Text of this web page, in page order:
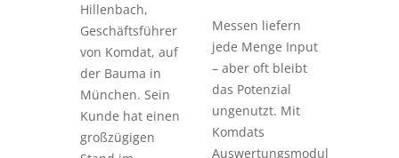
Hillenbach,
Geschäftsführer
von Komdat, auf
der Bauma in
München. Sein
Kunde hat einen
großzügigen
Messen liefern
jede Menge Input
– aber oft bleibt
das Potenzial
ungenutzt. Mit
Komdats
Auswertungsmodul